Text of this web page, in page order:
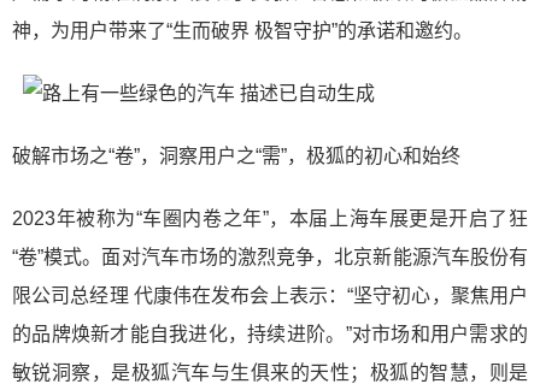
神，为用户带来了“生而破界 极智守护”的承诺和邀约。
破解市场之“卷”，洞察用户之“需”，极狐的初心和始终
2023年被称为“车圈内卷之年”，本届上海车展更是开启了狂
“卷”模式。面对汽车市场的激烈竞争，北京新能源汽车股份有
限公司总经理 代康伟在发布会上表示：“坚守初心，聚焦用户
的品牌焕新才能自我进化，持续进阶。”对市场和用户需求的
敏锐洞察，是极狐汽车与生俱来的天性；极狐的智慧，则是